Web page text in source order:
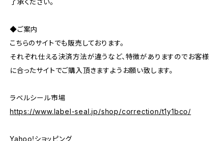
了承ください。
◆ご案内
こちらのサイトでも販売しております。
それぞれ仕える決済方法が違うなど、特徴がありますのでお客様
に合ったサイトでご購入頂きますようお願い致します。
ラベルシール市場
https://www.label-seal.jp/shop/correction/t1y1bco/
Yahoo!ショッピング